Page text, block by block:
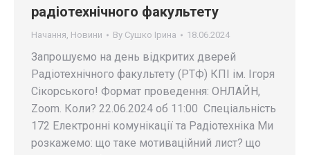
радіотехнічного факультету
Начання, Новини By Сушко Ірина 18.06.2024
Запрошуємо на день відкритих дверей
Радіотехнічного факультету (РТФ) КПІ ім. Ігоря
Сікорського! Формат проведення: ОНЛАЙН,
Zoom. Коли? 22.06.2024 об 11:00 Спеціальність
172 Електронні комунікації та Радіотехніка Ми
розкажемо: що таке мотиваційний лист? що